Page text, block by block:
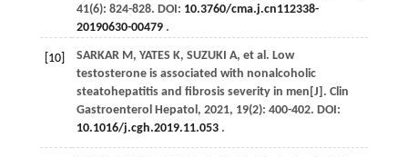
41(6): 824-828. DOI: 10.3760/cma.j.cn112338-
20190630-00479.
[10] SARKAR M, YATES K, SUZUKI A, et al. Low
testosterone is associated with nonalcoholic
steatohepatitis and fibrosis severity in men[J]. Clin
Gastroenterol Hepatol , 2021, 19(2): 400-402. DOI:
10.1016/j.cgh.2019.11.053.